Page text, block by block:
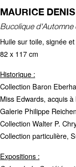
MAURICE
Bucolique d'Automne
Huile sur toile, signée
82 x 117 cm
Historique :
Collection Baron
Miss Edwards, acquis
Galerie Philippe
Collection Walter P.
Collection particulière,
Expositions :